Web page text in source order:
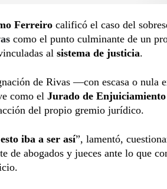
Ferreiro calificó el caso del
como el punto culminante de un
al sistema de justicia.
de Rivas —con escasa o nula
como el Jurado de
del propio gremio jurídico.
iba a ser así”, lamentó,
de abogados y jueces ante lo que